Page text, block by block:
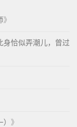
》
恰似弄潮儿，曾过
》